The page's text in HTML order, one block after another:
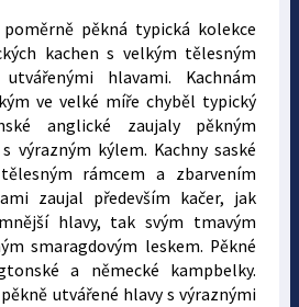
pěkná typická kolekce
kachen s velkým tělesným
hlavami. Kachnám
ve velké míře chyběl typický
anglické zaujaly pěkným
výrazným kýlem. Kachny saské
rámcem a zbarvením
zaujal především kačer, jak
hlavy, tak svým tmavým
smaragdovým leskem. Pěkné
a německé kampbelky.
utvářené hlavy s výraznými